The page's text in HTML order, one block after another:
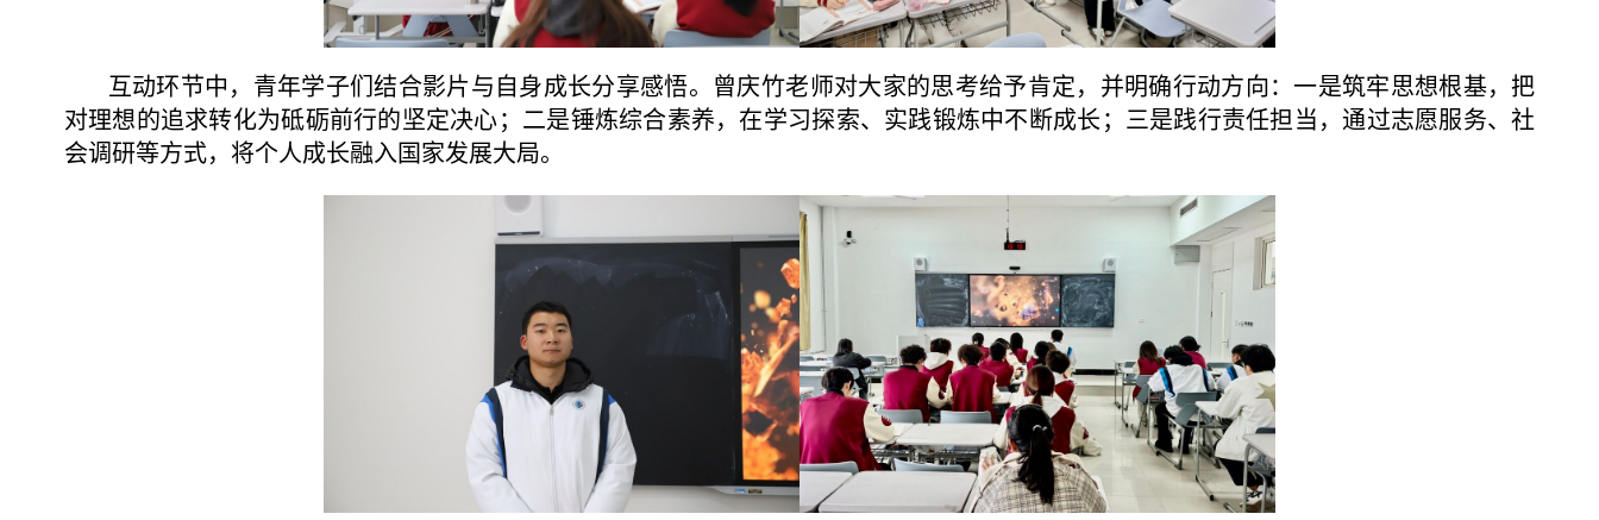
互动环节中，青年学子们结合影片与自身成长分享感悟。曾庆竹老师对大家的思考给予肯定，并明确行动方向：一是筑牢思想根基，把
对理想的追求转化为砥砺前行的坚定决心；二是锤炼综合素养，在学习探索、实践锻炼中不断成长；三是践行责任担当，通过志愿服务、社
会调研等方式，将个人成长融入国家发展大局。